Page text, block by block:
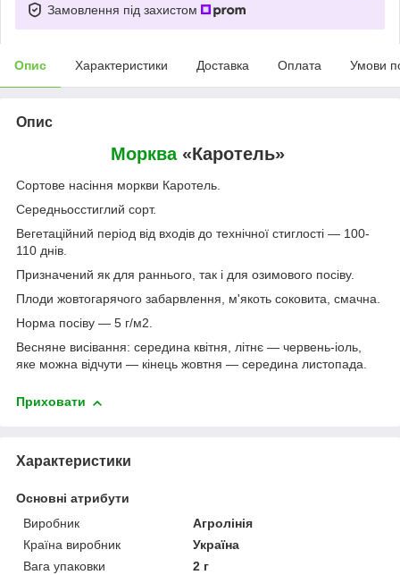
Замовлення під захистом
Опис Характеристики Доставка Оплата Умови
Опис
Морква«Каротель»
Сортове насіння моркви Каротель.
Середньосстиглий сорт.
Вегетаційний період від входів до технічної стиглості — 100-
110 днів.
Призначений як для раннього, так і для озимового посіву.
Плоди жовтогарячого забарвлення, м'якоть соковита, смачна.
Норма посіву — 5 г/м2.
Весняне висівання: середина квітня, літнє — червень-іоль,
яке можна відчути — кінець жовтня — середина листопада.
Приховати
Характеристики
Основні атрибути
Виробник
Агролінія
Країна виробник
Україна
Вага упаковки
2 г